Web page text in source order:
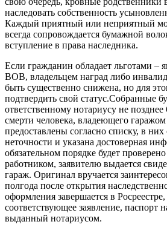
наследовать собственность
Каждый приятный или неприятный
всегда сопровождается бумажной
вступление в права наследника.
Если гражданин обладает льготами –
ВОВ, владельцем наград либо
быть существенно снижена, но для
подтвердить свой статус.Собранные
ответственному нотариусу не
смерти человека, владеющего
предоставлены согласно списку, в них
неточности и указана достоверная
обязательном порядке будет
работником, заявителю выдается
гараж. Оригинал вручается
полгода после открытия
оформления завершается в Росреестре,
соответствующее заявление, паспорт
выданный нотариусом.